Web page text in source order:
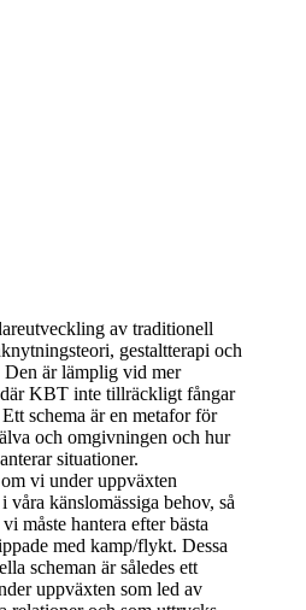
av traditionell
gestaltterapi och
är lämplig vid mer
KBT inte tillräckligt fångar
schema är en metafor för
och omgivningen och hur
situationer.
vi under uppväxten
våra känslomässiga behov, så
måste hantera efter bästa
med kamp/flykt. Dessa
scheman är således ett
uppväxten som led av